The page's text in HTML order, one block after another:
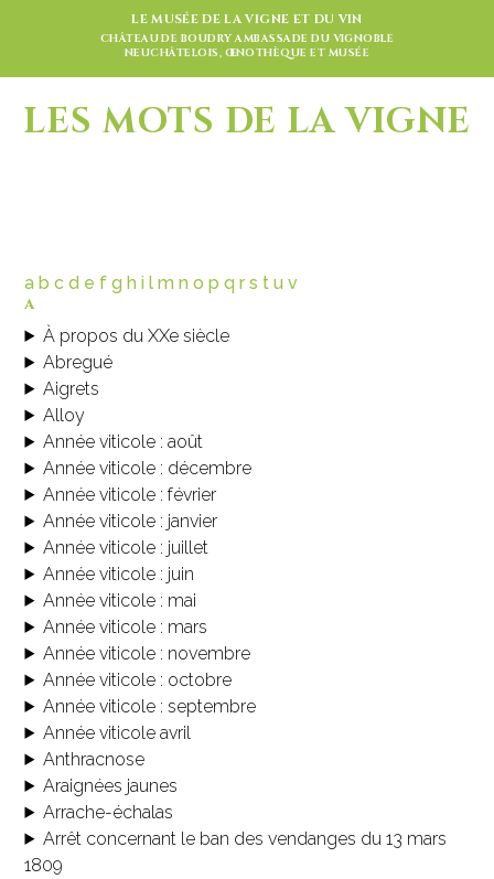
LE MUSÉE DE LA VIGNE ET DU VIN
CHÂTEAU DE BOUDRY AMBASSADE DU VIGNOBLE
NEUCHÂTELOIS, ŒNOTHÈQUE ET MUSÉE
LES MOTS DE LA VIGNE
a b c d e f g h i l m n o p q r s t u v
a
À propos du XXe siècle
Abregué
Aigrets
Alloy
Année viticole : août
Année viticole : décembre
Année viticole : février
Année viticole : janvier
Année viticole : juillet
Année viticole : juin
Année viticole : mai
Année viticole : mars
Année viticole : novembre
Année viticole : octobre
Année viticole : septembre
Année viticole avril
Anthracnose
Araignées jaunes
Arrache-échalas
Arrêt concernant le ban des vendanges du 13 mars
1809